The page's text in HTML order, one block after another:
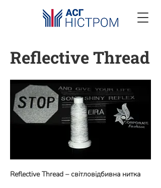
Reflective Thread
Reflective Thread – світловідбивна нитка